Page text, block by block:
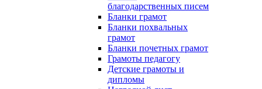
благодарственных писем
Бланки грамот
Бланки похвальных
грамот
Бланки почетных грамот
Грамоты педагогу
Детские грамоты и
дипломы